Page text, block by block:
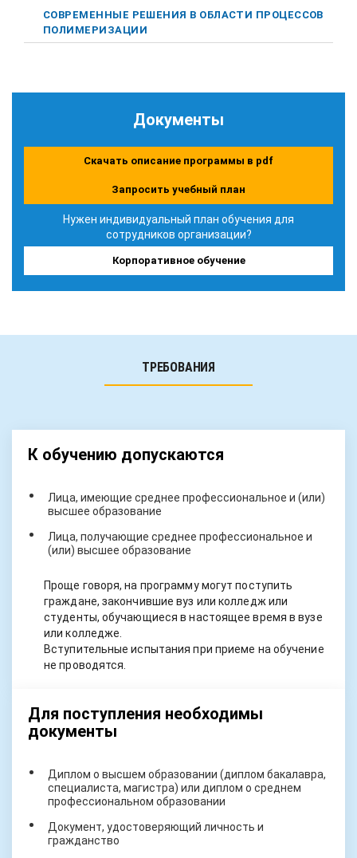
СОВРЕМЕННЫЕ РЕШЕНИЯ В ОБЛАСТИ ПРОЦЕССОВ
ПОЛИМЕРИЗАЦИИ
Документы
Скачать описание программы в pdf
Запросить учебный план
Нужен индивидуальный план обучения для
сотрудников организации?
Корпоративное обучение
ТРЕБОВАНИЯ
К обучению допускаются
Лица, имеющие среднее профессиональное и (или)
высшее образование
Лица, получающие среднее профессиональное и
(или) высшее образование
Проще говоря, на программу могут поступить
граждане, закончившие вуз или колледж или
студенты, обучающиеся в настоящее время в вузе
или колледже.
Вступительные испытания при приеме на обучение
не проводятся.
Для поступления необходимы
документы
Диплом о высшем образовании (диплом бакалавра,
специалиста, магистра) или диплом о среднем
профессиональном образовании
Документ, удостоверяющий личность и
гражданство